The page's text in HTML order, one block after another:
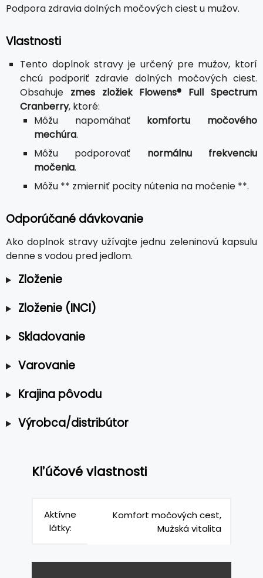
Podpora zdravia dolných močových ciest u mužov.
Vlastnosti
Tento doplnok stravy je určený pre mužov, ktorí
chcú podporiť zdravie dolných močových ciest.
Obsahuje zmes zložiek Flowens® Full Spectrum
Cranberry, ktoré:
Môžu napomáhať komfortu močového
mechúra.
Môžu podporovať normálnu frekvenciu
močenia.
Môžu ** zmierniť pocity nútenia na močenie **.
Odporúčané dávkovanie
Ako doplnok stravy užívajte jednu zeleninovú kapsulu
denne s vodou pred jedlom.
Zloženie
Zloženie (INCI)
Skladovanie
Varovanie
Krajina pôvodu
Výrobca/distribútor
Kľúčové vlastnosti
Aktívne
látky:
Komfort močových cest,
Mužská vitalita